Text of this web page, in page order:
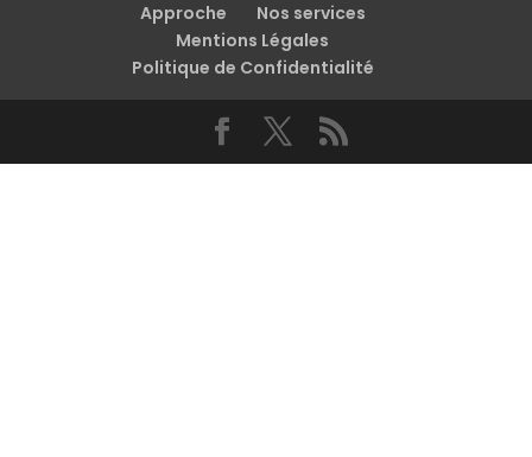
Approche
Nos services
Mentions Légales
Politique de Confidentialité